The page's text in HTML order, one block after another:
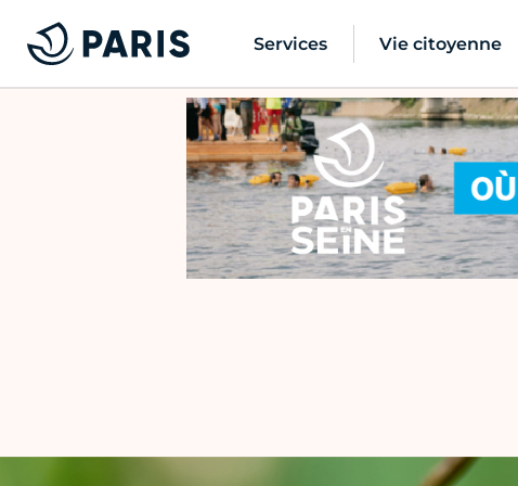
Services Vie citoyenne